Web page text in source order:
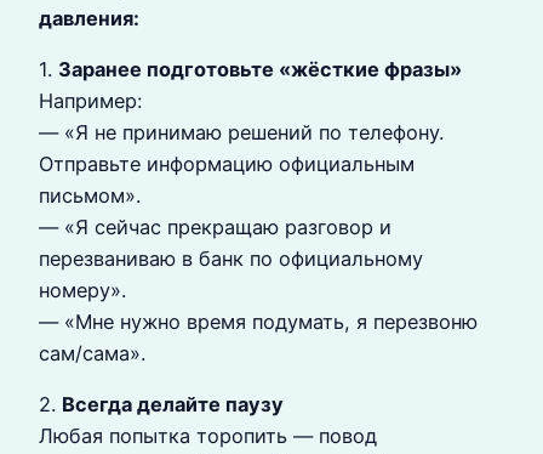
давления:
1. Заранее подготовьте «жёсткие фразы»
Например:
— «Я не принимаю решений по телефону.
Отправьте информацию официальным
письмом».
— «Я сейчас прекращаю разговор и
перезваниваю в банк по официальному
номеру».
— «Мне нужно время подумать, я перезвоню
сам/сама».
2. Всегда делайте паузу
Любая попытка торопить — повод